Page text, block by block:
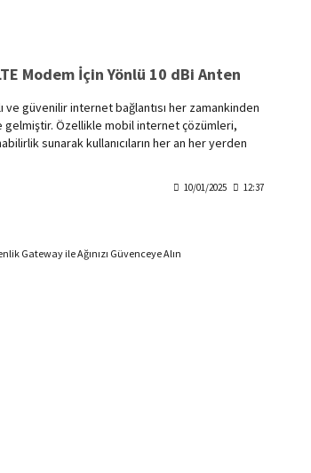
Modem İçin Yönlü 10 dBi Anten
ve güvenilir internet bağlantısı her zamankinden
gelmiştir. Özellikle mobil internet çözümleri,
sunarak kullanıcıların her an her yerden
cihazlardan biridir. Ancak, modemlerin
etmek ve sinyal kalitesini artırmak için
isteyen kullanıcılar için ideal bir çözümdür.
10/01/2025 12:37